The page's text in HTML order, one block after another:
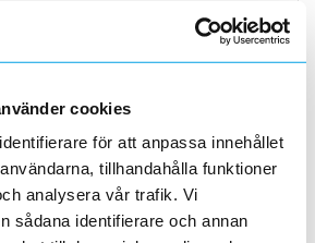
cookies
för att anpassa innehållet
tillhandahålla funktioner
analysera vår trafik. Vi
sådana identifierare och annan
0663188
dubbelmuff, av PEH, tät. PEH
Lägg i kundvagn
50
0661765
PIPELIFE
FÖR TÄT ANSLUTNING 50MM